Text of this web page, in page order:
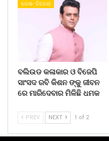
ଦେଶ- ବିଦେଶ
ବଲିଉଡ କଳାକାର ଓ ବିଜେପି
ସାଂସଦ ରବି କିଶନ ଙ୍କୁ ଜୀବନ
ରେ ମାରିଦେବାର ମିଳିଛି ଧମକ
PREV NEXT 1 of 2